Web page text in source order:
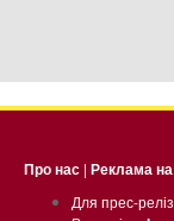
Про нас | Реклама на
Для прес-